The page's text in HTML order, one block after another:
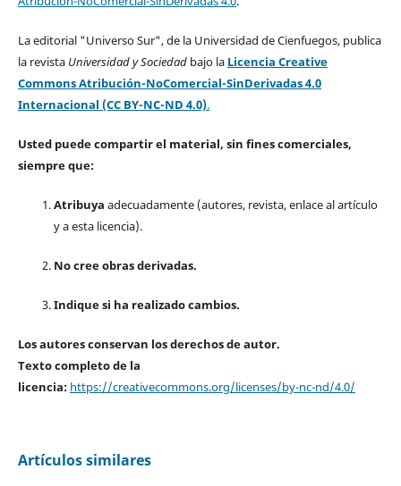
La editorial "Universo Sur", de la Universidad de Cienfuegos, publica
la revista Universidad y Sociedad bajo la Licencia Creative
Commons Atribución-NoComercial-SinDerivadas 4.0
Internacional (CC BY-NC-ND 4.0).
Usted puede compartir el material, sin fines comerciales,
siempre que:
Atribuya adecuadamente (autores, revista, enlace al artículo
y a esta licencia).
No cree obras derivadas.
Indique si ha realizado cambios.
Los autores conservan los derechos de autor.
Texto completo de la
licencia: https://creativecommons.org/licenses/by-nc-nd/4.0/
Artículos similares